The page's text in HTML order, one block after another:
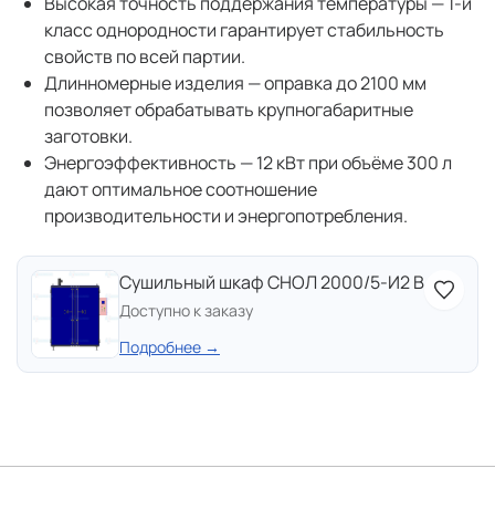
класс однородности гарантирует стабильность
свойств по всей партии.
Длинномерные изделия — оправка до 2100 мм
позволяет обрабатывать крупногабаритные
заготовки.
Энергоэффективность — 12 кВт при объёме 300 л
дают оптимальное соотношение
производительности и энергопотребления.
Сушильный шкаф СНОЛ 2000/5-И2 В
Доступно к заказу
Подробнее →